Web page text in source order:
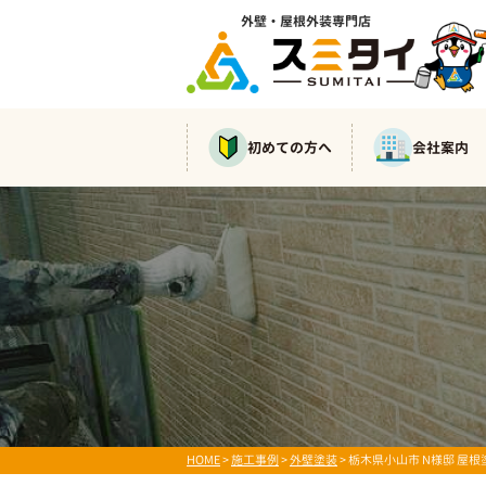
外壁・屋根外装専門店
初めての方へ 会社案内
HOME>施工事例>外壁塗装>栃木県小山市 N様邸 屋